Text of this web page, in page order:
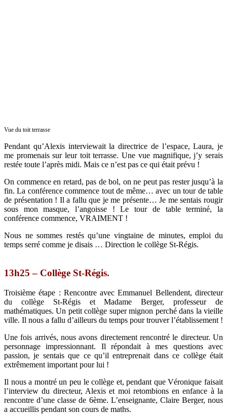
Vue du toit terrasse
Pendant qu’Alexis interviewait la directrice de l’espace, Laura, je
me promenais sur leur toit terrasse. Une vue magnifique, j’y serais
restée toute l’après midi. Mais ce n’est pas ce qui était prévu !
On commence en retard, pas de bol, on ne peut pas rester jusqu’à la
fin. La conférence commence tout de même… avec un tour de table
de présentation ! Il a fallu que je me présente… Je me sentais rougir
sous mon masque, l’angoisse ! Le tour de table terminé, la
conférence commence, VRAIMENT !
Nous ne sommes restés qu’une vingtaine de minutes, emploi du
temps serré comme je disais … Direction le collège St-Régis.
13h25 – Collège St-Régis.
Troisième étape : Rencontre avec Emmanuel Bellendent, directeur
du collège St-Régis et Madame Berger, professeur de
mathématiques. Un petit collège super mignon perché dans la vieille
ville. Il nous a fallu d’ailleurs du temps pour trouver l’établissement !
Une fois arrivés, nous avons directement rencontré le directeur. Un
personnage impressionnant. Il répondait à mes questions avec
passion, je sentais que ce qu’il entreprenait dans ce collège était
extrêmement important pour lui !
Il nous a montré un peu le collège et, pendant que Véronique faisait
l’interview du directeur, Alexis et moi retombions en enfance à la
rencontre d’une classe de 6ème. L’enseignante, Claire Berger, nous
a accueillis pendant son cours de maths.